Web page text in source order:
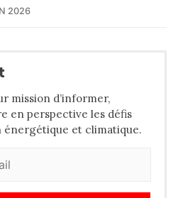
2026
mission d’informer,
en perspective les défis
énergétique et climatique.